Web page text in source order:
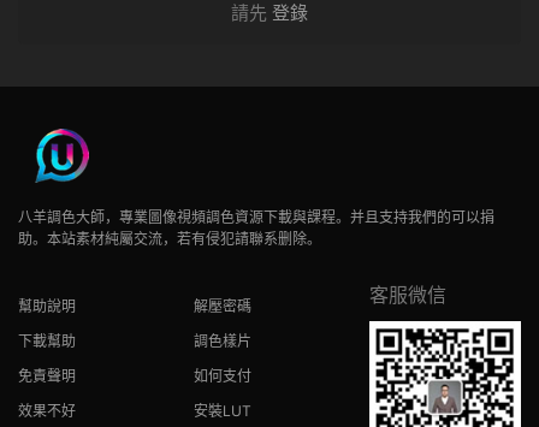
請先 登錄
八羊調色大師，專業圖像視頻調色資源下載與課程。并且支持我們的可以捐
助。本站素材純屬交流，若有侵犯請聯系删除。
幫助說明
下載幫助
免責聲明
效果不好
解壓密碼
調色樣片
如何支付
安裝LUT
客服微信